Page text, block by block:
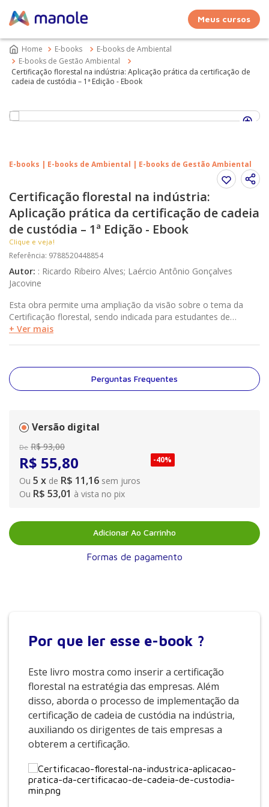
Meus cursos
E-books
E-books de Ambiental
E-books de Gestão Ambiental
Certificação florestal na indústria: Aplicação prática da certificação de
cadeia de custódia – 1ª Edição - Ebook
E-books | E-books de Ambiental | E-books de Gestão Ambiental
Certificação florestal na indústria:
Aplicação prática da certificação de cadeia
de custódia – 1ª Edição - Ebook
Clique e veja!
Referência: 9788520448854
Autor: : Ricardo Ribeiro Alves; Laércio Antônio Gonçalves
Jacovine
Esta obra permite uma ampliação da visão sobre o tema da
Certificação florestal, sendo indicada para estudantes de
Engenharia (Florestal, Ambiental e de Produção) e
empresa e/ou como auditores em certificação de cadeia de
custódia.
+ Ver mais
Perguntas Frequentes
Versão digital
De R$ 93,00
R$ 55,80
Ou 5 x de R$ 11,16 sem juros
-40%
Ou R$ 53,01 à vista no pix
Adicionar Ao Carrinho
Formas de pagamento
Por que ler esse e-book ?
Este livro mostra como inserir a certificação
florestal na estratégia das empresas. Além
disso, aborda o processo de implementação da
certificação de cadeia de custódia na indústria,
auxiliando os dirigentes de tais empresas a
obterem a certificação.